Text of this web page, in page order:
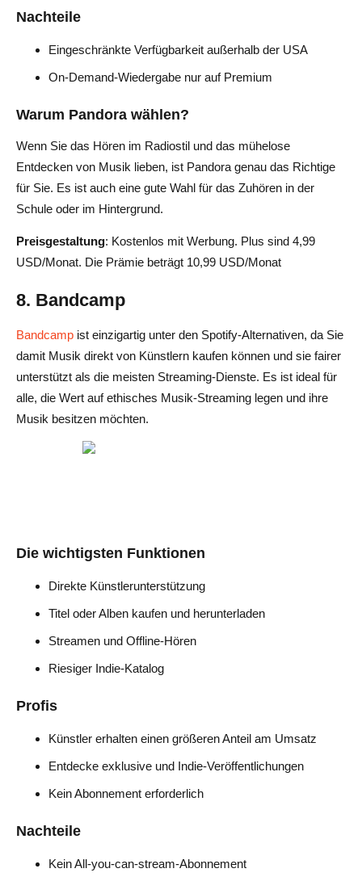
Nachteile
Eingeschränkte Verfügbarkeit außerhalb der USA
On-Demand-Wiedergabe nur auf Premium
Warum Pandora wählen?
Wenn Sie das Hören im Radiostil und das mühelose
Entdecken von Musik lieben, ist Pandora genau das Richtige
für Sie. Es ist auch eine gute Wahl für das Zuhören in der
Schule oder im Hintergrund.
Preisgestaltung: Kostenlos mit Werbung. Plus sind 4,99
USD/Monat. Die Prämie beträgt 10,99 USD/Monat
8. Bandcamp
Bandcamp ist einzigartig unter den Spotify-Alternativen, da Sie
damit Musik direkt von Künstlern kaufen können und sie fairer
unterstützt als die meisten Streaming-Dienste. Es ist ideal für
alle, die Wert auf ethisches Musik-Streaming legen und ihre
Musik besitzen möchten.
Die wichtigsten Funktionen
Direkte Künstlerunterstützung
Titel oder Alben kaufen und herunterladen
Streamen und Offline-Hören
Riesiger Indie-Katalog
Profis
Künstler erhalten einen größeren Anteil am Umsatz
Entdecke exklusive und Indie-Veröffentlichungen
Kein Abonnement erforderlich
Nachteile
Kein All-you-can-stream-Abonnement